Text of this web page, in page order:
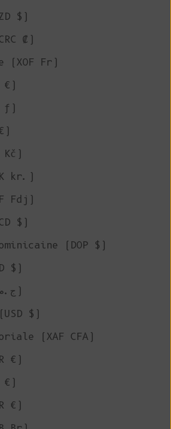
$)
₡)
(XOF Fr)
€)
ƒ)
Kč)
kr.)
Fdj)
$)
(DOP $)
$)
Égypte (EGP ج.م)
$)
(XAF CFA)
€)
€)
€)